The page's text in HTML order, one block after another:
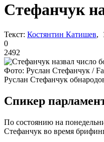
Стефанчук
Текст: Костянтин Катишев,
0
2492
Фото: Руслан Стефанчук /
Руслан Стефанчук
Спикер
По состоянию на
Стефанчук во время